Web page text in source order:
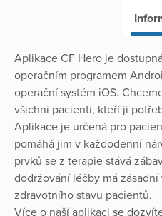
Aplikace CF Hero je
operačním programem
operační systém iOS.
všichni pacienti, kteří ji
Aplikace je určená pro
pomáhá jim v každodenní
prvků se z terapie stává
dodržování léčby má
zdravotního stavu pacientů.
Více o naší aplikaci se